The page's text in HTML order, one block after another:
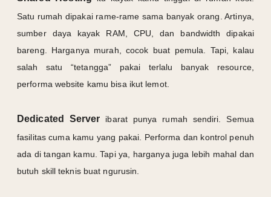
Satu rumah dipakai rame-rame sama banyak orang. Artinya,
sumber daya kayak RAM, CPU, dan bandwidth dipakai
bareng. Harganya murah, cocok buat pemula. Tapi, kalau
salah satu “tetangga” pakai terlalu banyak resource,
performa website kamu bisa ikut lemot.
Dedicated Server ibarat punya rumah sendiri. Semua
fasilitas cuma kamu yang pakai. Performa dan kontrol penuh
ada di tangan kamu. Tapi ya, harganya juga lebih mahal dan
butuh skill teknis buat ngurusin.